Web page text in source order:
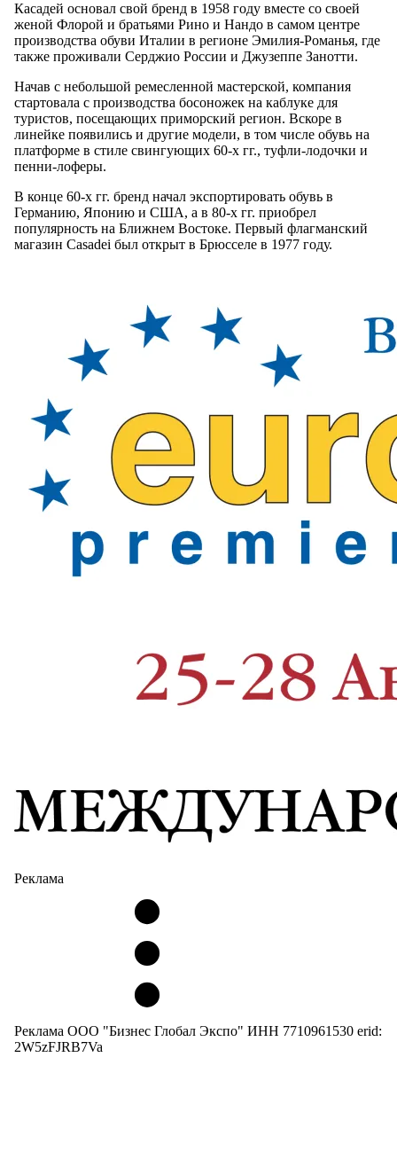
Касадей основал свой бренд в 1958 году вместе со своей
женой Флорой и братьями Рино и Нандо в самом центре
производства обуви Италии в регионе Эмилия-Романья, где
также проживали Серджио России и Джузеппе Занотти.
Начав с небольшой ремесленной мастерской, компания
стартовала с производства босоножек на каблуке для
туристов, посещающих приморский регион. Вскоре в
линейке появились и другие модели, в том числе обувь на
платформе в стиле свингующих 60-х гг., туфли-лодочки и
пенни-лоферы.
В конце 60-х гг. бренд начал экспортировать обувь в
Германию, Японию и США, а в 80-х гг. приобрел
популярность на Ближнем Востоке. Первый флагманский
магазин Casadei был открыт в Брюсселе в 1977 году.
Реклама
Реклама ООО "Бизнес Глобал Экспо" ИНН 7710961530 erid:
2W5zFJRB7Va